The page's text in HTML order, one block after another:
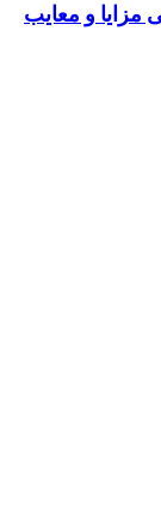
مزایا و معایب